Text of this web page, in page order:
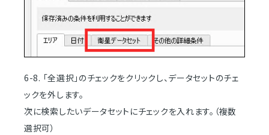
6-8. 「全選択」のチェックをクリックし、データセットのチェ
ックを外します。
次に検索したいデータセットにチェックを入れます。（複数
選択可）